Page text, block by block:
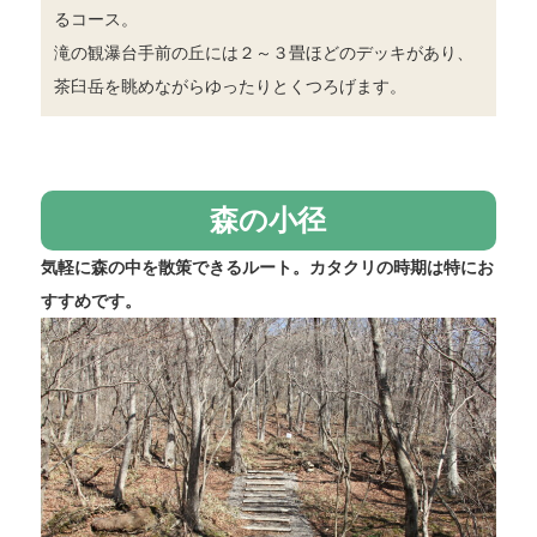
るコース。
滝の観瀑台手前の丘には２～３畳ほどのデッキがあり、
茶臼岳を眺めながらゆったりとくつろげます。
森の小径
気軽に森の中を散策できるルート。カタクリの時期は特にお
すすめです。